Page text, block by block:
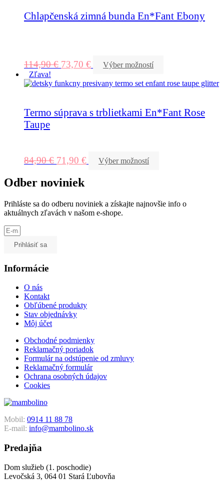
Chlapčenská zimná bunda En*Fant Ebony
114,90€ 73,70 €
Výber možností
Zľava!
Termo súprava s trblietkami En*Fant Rose
Taupe
84,90€ 71,90 € Výber možností
Odber noviniek
Prihláste sa do odberu noviniek a získajte najnovšie info o
aktuálnych zľavách v našom e-shope.
Prihlásiť sa
Informácie
O nás
Kontakt
Obľúbené produkty
Stav objednávky
Môj účet
Obchodné podmienky
Reklamačný poriadok
Formulár na odstúpenie od zmluvy
Reklamačný formulár
Ochrana osobných údajov
Cookies
Mobil: 0914 11 88 78
E-mail: info@mambolino.sk
Predajňa
Dom služieb (1. poschodie)
Levočská 3, 064 01 Stará Ľubovňa